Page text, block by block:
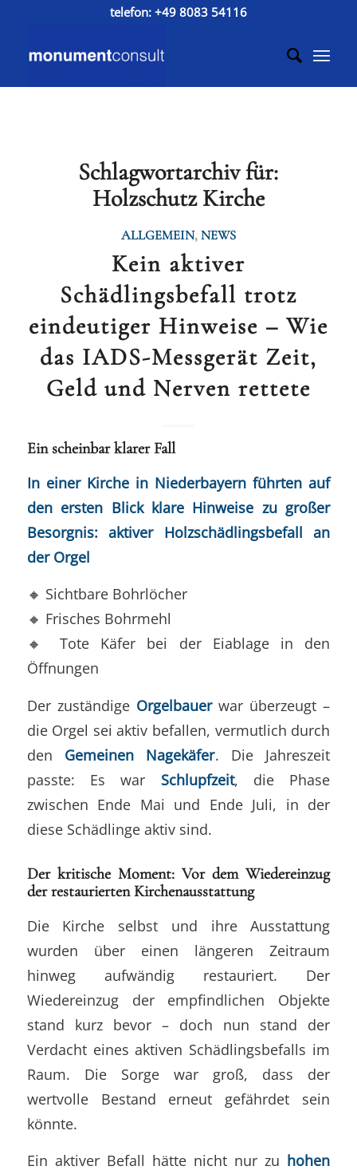
telefon: +49 8083 54116
Schlagwortarchiv für:
Holzschutz Kirche
ALLGEMEIN, NEWS
Kein aktiver
Schädlingsbefall trotz
eindeutiger Hinweise – Wie
das IADS-Messgerät Zeit,
Geld und Nerven rettete
Ein scheinbar klarer Fall
In einer Kirche in Niederbayern führten auf
den ersten Blick klare Hinweise zu großer
Besorgnis: aktiver Holzschädlingsbefall an
der Orgel
🔸 Sichtbare Bohrlöcher
🔸 Frisches Bohrmehl
🔸 Tote Käfer bei der Eiablage in den
Öffnungen
Der zuständige Orgelbauerwar überzeugt –
die Orgel sei aktiv befallen, vermutlich durch
den Gemeinen Nagekäfer. Die Jahreszeit
passte: Es war Schlupfzeit, die Phase
zwischen Ende Mai und Ende Juli, in der
diese Schädlinge aktiv sind.
Der kritische Moment: Vor dem Wiedereinzug
der restaurierten Kirchenausstattung
Die Kirche selbst und ihre Ausstattung
wurden über einen längeren Zeitraum
hinweg aufwändig restauriert. Der
Wiedereinzug der empfindlichen Objekte
stand kurz bevor – doch nun stand der
Verdacht eines aktiven Schädlingsbefalls im
Raum. Die Sorge war groß, dass der
wertvolle Bestand erneut gefährdet sein
könnte.
Ein aktiver Befall hätte nicht nur zu hohen